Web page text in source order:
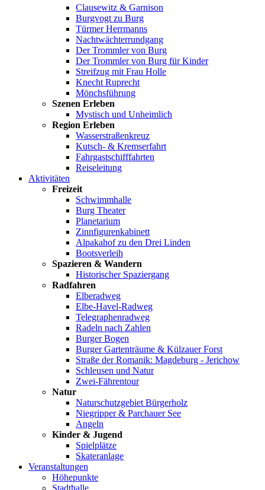
Clausewitz & Garnison
Burgvogt zu Burg
Türmer Herrmanns
Nachtwächterrundgang
Der Trommler von Burg
Der Trommler von Burg für Kinder
Streifzug mit Frau Holle
Knecht Ruprecht
Mönchsführung
Szenen Erleben
Mystisch und Unheimlich
Region Erleben
Wasserstraßenkreuz
Kutsch- & Kremserfahrt
Fahrgastschifffahrten
Reiseleitung
Aktivitäten
Freizeit
Schwimmhalle
Burg Theater
Planetarium
Zinnfigurenkabinett
Alpakahof zu den Drei Linden
Bootsverleih
Spazieren & Wandern
Historischer Spaziergang
Radfahren
Elberadweg
Elbe-Havel-Radweg
Telegraphenradweg
Radeln nach Zahlen
Burger Bogen
Burger Gartenträume & Külzauer Forst
Straße der Romanik: Magdeburg - Jerichow
Schleusen und Natur
Zwei-Fährentour
Natur
Naturschutzgebiet Bürgerholz
Niegripper & Parchauer See
Angeln
Kinder & Jugend
Spielplätze
Skateranlage
Veranstaltungen
Höhepunkte
Stadthalle